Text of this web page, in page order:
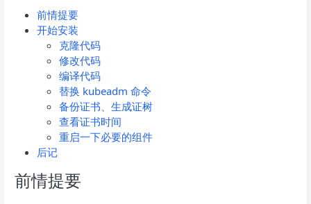
前情提要
开始安装
克隆代码
修改代码
编译代码
替换 kubeadm 命令
备份证书、生成证树
查看证书时间
重启一下必要的组件
后记
前情提要